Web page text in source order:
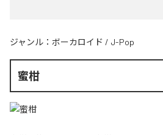
ジャンル： ボーカロイド / J-Pop
蜜柑